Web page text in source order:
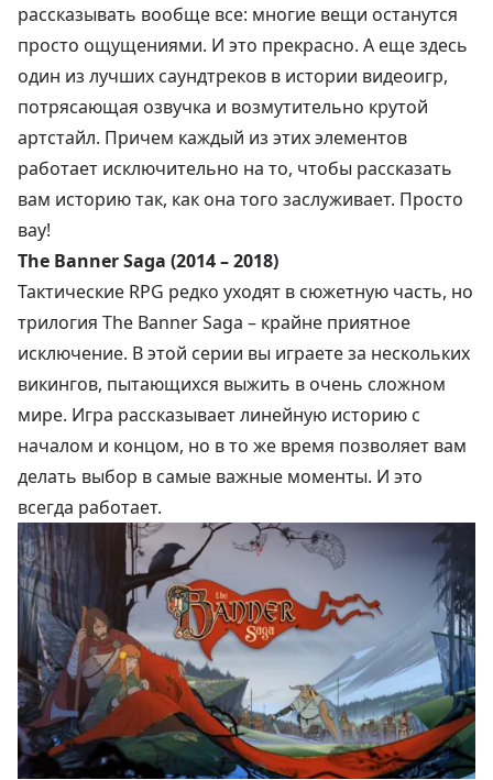
рассказывать вообще все: многие вещи останутся
просто ощущениями. И это прекрасно. А еще здесь
один из лучших саундтреков в истории видеоигр,
потрясающая озвучка и возмутительно крутой
артстайл. Причем каждый из этих элементов
работает исключительно на то, чтобы рассказать
вам историю так, как она того заслуживает. Просто
вау!
The Banner Saga (2014 – 2018)
Тактические RPG редко уходят в сюжетную часть, но
трилогия The Banner Saga – крайне приятное
исключение. В этой серии вы играете за нескольких
викингов, пытающихся выжить в очень сложном
мире. Игра рассказывает линейную историю с
началом и концом, но в то же время позволяет вам
делать выбор в самые важные моменты. И это
всегда работает.